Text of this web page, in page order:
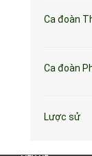
Ca đoàn
Ca đoàn
Lược sử